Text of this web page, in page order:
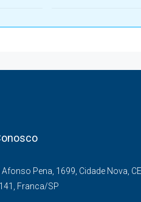
Afonso Pena, 1699, Cidade Nova,
Franca/SP